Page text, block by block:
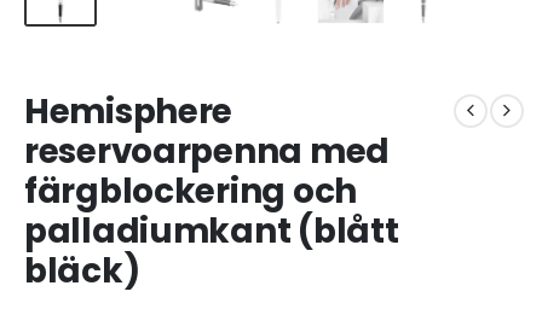
Hemisphere
reservoarpenna med
färgblockering och
palladiumkant (blått
bläck)